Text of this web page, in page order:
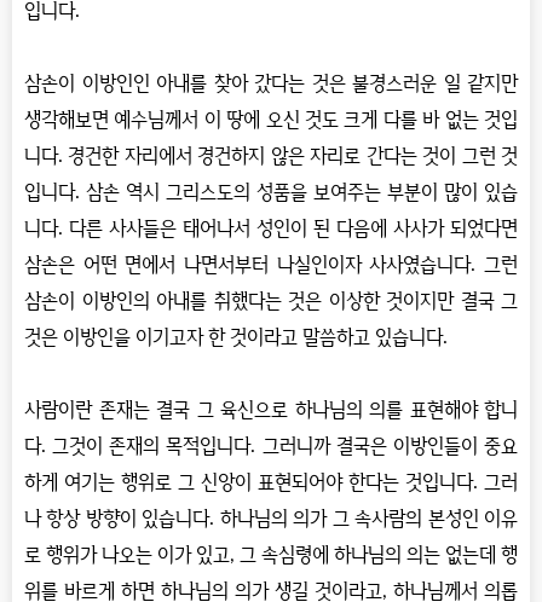
입니다.
삼손이 이방인인 아내를 찾아 갔다는 것은 불경스러운 일 같지만
생각해보면 예수님께서 이 땅에 오신 것도 크게 다를 바 없는 것입
니다. 경건한 자리에서 경건하지 않은 자리로 간다는 것이 그런 것
입니다. 삼손 역시 그리스도의 성품을 보여주는 부분이 많이 있습
니다. 다른 사사들은 태어나서 성인이 된 다음에 사사가 되었다면
삼손은 어떤 면에서 나면서부터 나실인이자 사사였습니다. 그런
삼손이 이방인의 아내를 취했다는 것은 이상한 것이지만 결국 그
것은 이방인을 이기고자 한 것이라고 말씀하고 있습니다.
사람이란 존재는 결국 그 육신으로 하나님의 의를 표현해야 합니
다. 그것이 존재의 목적입니다. 그러니까 결국은 이방인들이 중요
하게 여기는 행위로 그 신앙이 표현되어야 한다는 것입니다. 그러
나 항상 방향이 있습니다. 하나님의 의가 그 속사람의 본성인 이유
로 행위가 나오는 이가 있고, 그 속심령에 하나님의 의는 없는데 행
위를 바르게 하면 하나님의 의가 생길 것이라고, 하나님께서 의롭